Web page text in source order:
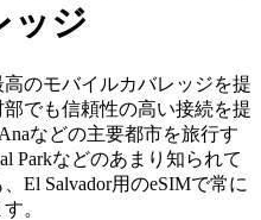
ッジ
高のモバイルカバレッジを提
でも信頼性の高い接続を提
などの主要都市を旅行す
Parkなどのあまり知られて
El Salvador用のeSIMで常に
。